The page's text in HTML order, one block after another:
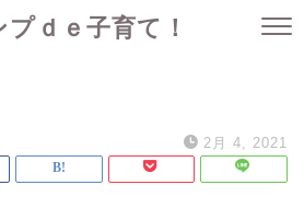
ｄｅ子育て！
2月 4, 2021